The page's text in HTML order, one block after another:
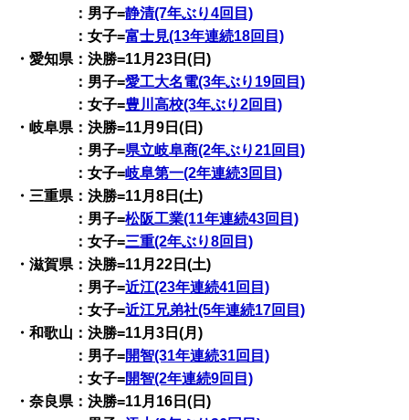
：男子=静清(7年ぶり4回目)
：女子=富士見(13年連続18回目)
・愛知県：決勝=11月23日(日)
：男子=愛工大名電(3年ぶり19回目)
：女子=豊川高校(3年ぶり2回目)
・岐阜県：決勝=11月9日(日)
：男子=県立岐阜商(2年ぶり21回目)
：女子=岐阜第一(2年連続3回目)
・三重県：決勝=11月8日(土)
：男子=松阪工業(11年連続43回目)
：女子=三重(2年ぶり8回目)
・滋賀県：決勝=11月22日(土)
：男子=近江(23年連続41回目)
：女子=近江兄弟社(5年連続17回目)
・和歌山：決勝=11月3日(月)
：男子=開智(31年連続31回目)
：女子=開智(2年連続9回目)
・奈良県：決勝=11月16日(日)